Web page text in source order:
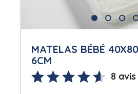
MATELAS BÉBÉ
6CM
8 avis